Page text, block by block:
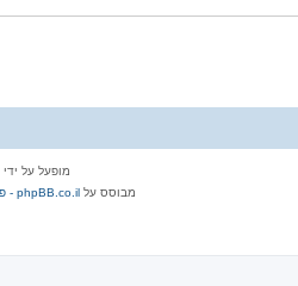
מופעל על ידי
מבוסס עלphpBB.co.il - פורומים בעברית